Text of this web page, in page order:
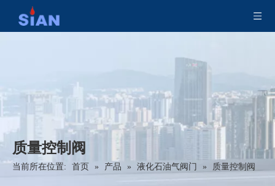
质量控制阀
当前所在位置: 首页 » 产品 » 液化石油气阀门 » 质量控制阀